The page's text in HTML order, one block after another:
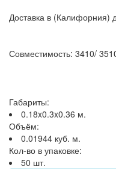
Доставка в (Калифорния)
Совместимость: 3410/
Габариты:
0.18x0.3x0.36 м.
Объём:
0.01944 куб. м.
Кол-во в упаковке:
50 шт.